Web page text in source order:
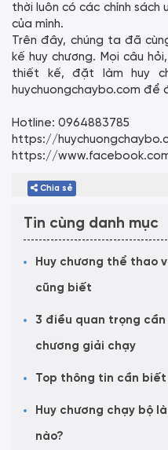
thời luôn có các chính sách
của mình.
Trên đây, chúng ta đã
kế huy chương. Mọi câu
thiết kế, đặt làm huy
huychuongchaybo.com để
Hotline: 0964883785
https://
https://
Chia sẻ
Tin cùng danh mục
Huy chương thể thao
cũng biết
3 điều quan trọng
chương giải chạy
Top thông tin cần
Huy chương chạy bộ
nào?